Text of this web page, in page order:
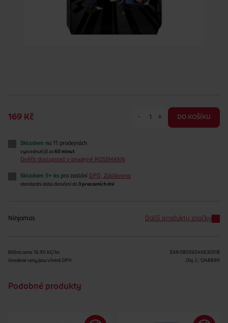
169 Kč - + DO KOŠÍKU
Skladem na 11 prodejnách
vyzvednutí již za 60 minut
Ověřit dostupnost v prodejně ROSSMANN
Skladem 5+ ks pro zaslání DPD, Zásilkovna
standardní doba doručení do 3 pracovních dní
Ninjamas Další produkty značky
Běžná cena: 16.90 Kč/ks
Uvedené ceny jsou včetně DPH
EAN 08006540630518
Obj. č.: 1248890
Podobné produkty